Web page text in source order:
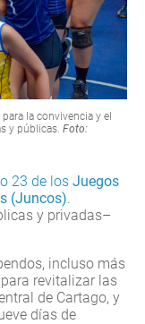
la convivencia y el
y públicas. Foto:
23 de los Juegos
(Juncos)
y privadas–
incluso más
revitalizar las
de Cartago, y
días de